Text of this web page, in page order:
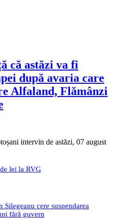
că astăzi va fi
după avaria care
Alfaland, Flămânzi
intervin de astăzi, 07 august
lei la RVG
cere suspendarea
fără guvern